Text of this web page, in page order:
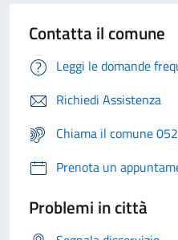
Contatta il comune
Leggi le domande
Richiedi Assistenza
Chiama il comune
Prenota un
Problemi in città